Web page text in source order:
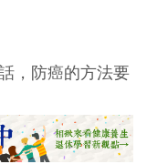
，防癌的方法要